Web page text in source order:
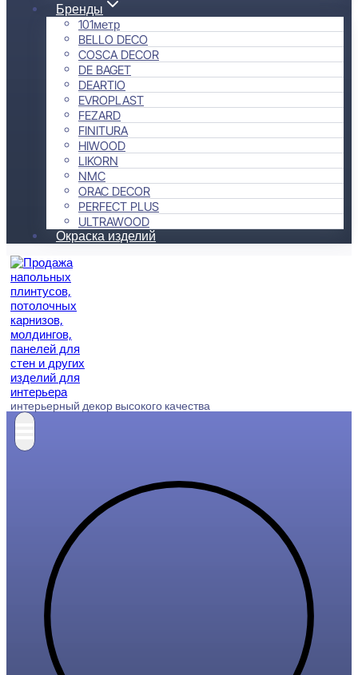
Бренды
101метр
BELLO DECO
COSCA DECOR
DE BAGET
DEARTIO
EVROPLAST
FEZARD
FINITURA
HIWOOD
LIKORN
NMC
ORAC DECOR
PERFECT PLUS
ULTRAWOOD
Окраска изделий
интерьерный декор высокого качества